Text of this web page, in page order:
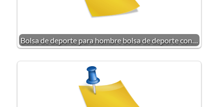
Bolsa de deporte para hombre bolsa de deporte con…